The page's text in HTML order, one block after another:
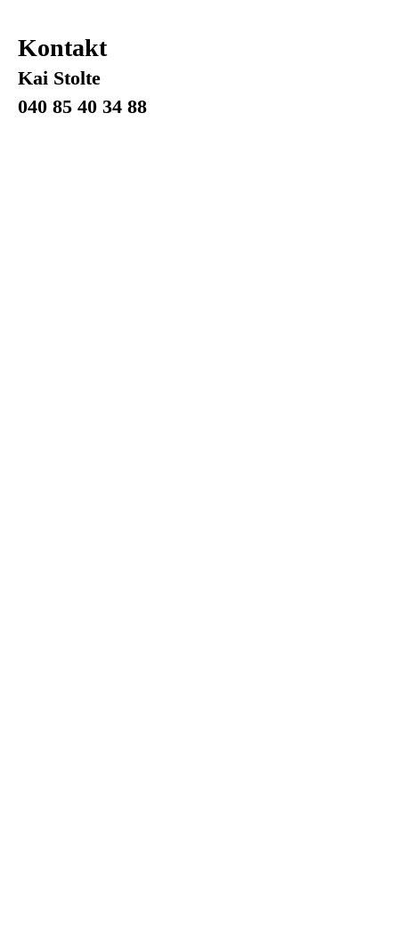
Kontakt
Kai Stolte
040 85 40 34 88